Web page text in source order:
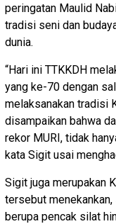
peringatan Maulid
tradisi seni dan
dunia.
“Hari ini TTKKDH
yang ke-70 dengan
melaksanakan tradisi
disampaikan bahwa
rekor MURI, tidak
kata Sigit usai
Sigit juga merupakan
tersebut
berupa pencak silat